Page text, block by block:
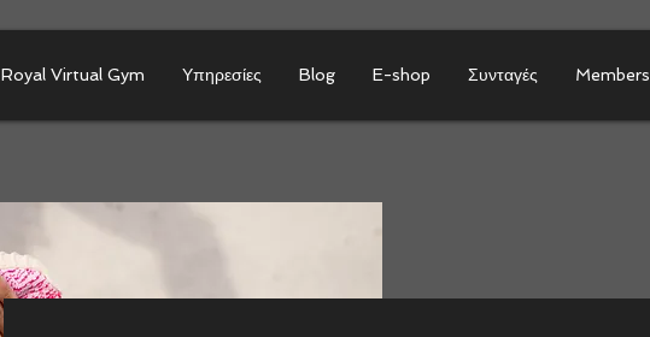
Royal Virtual Gym Υπηρεσίες Blog E-shop Συνταγές Members